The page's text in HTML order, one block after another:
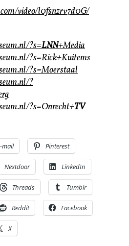
video/l0fsnzrv7d0G/
?s=LNN+Media
?s=Rick+Kuitems
?s=Moerstaal
?
?s=Onrecht+TV
mail Pinterest
Nextdoor LinkedIn
Threads Tumblr
Reddit Facebook
X